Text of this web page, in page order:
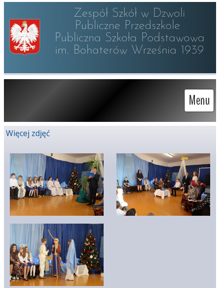
Zespół Szkół w Dzwoli
Publiczne Przedszkole
Publiczna Szkoła Podstawowa
im. Bohaterów Września 1939
Menu
Więcej zdjęć